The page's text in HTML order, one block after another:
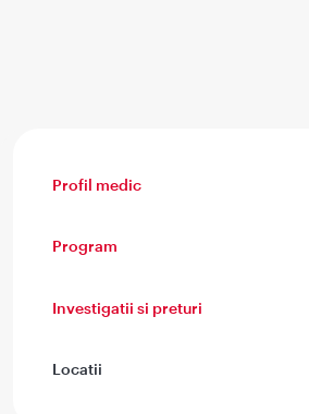
Profil medic
Program
Investigatii si preturi
Locatii